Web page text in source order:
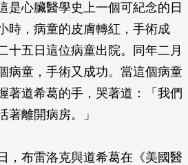
是心臟醫學史上一個可紀念的日
時，病童的皮膚轉紅，手術成
十五日這位病童出院。同年二月
病童，手術又成功。當這個病童
著道希葛的手，哭著道：「我們
著離開病房。」
，布雷洛克與道希葛在《美國醫